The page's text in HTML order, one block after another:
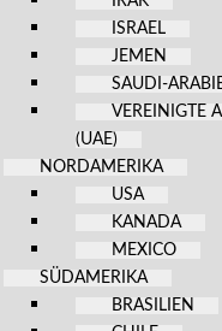
ISRAEL
JEMEN
SAUDI-
VEREINIGTE
(UAE)
NORDAMERIKA
USA
KANADA
MEXICO
SÜDAMERIKA
BRASILIEN